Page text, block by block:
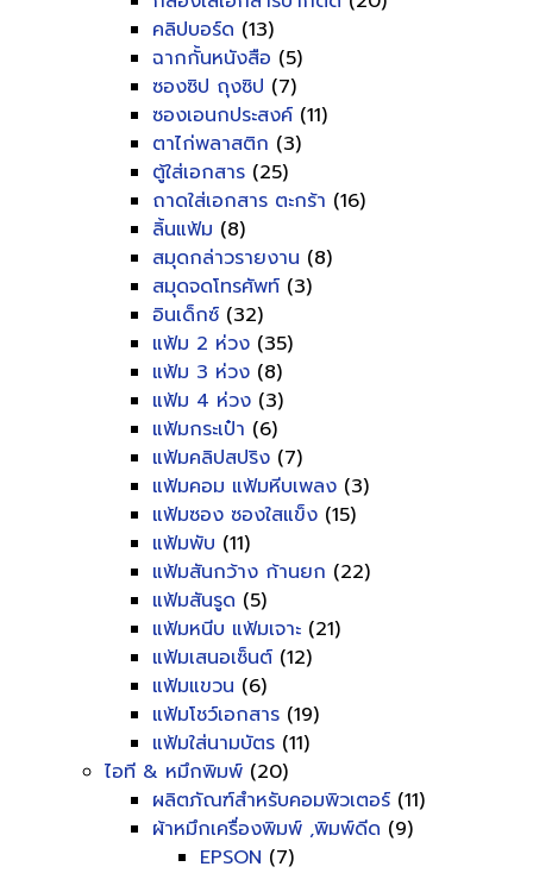
คลิปบอร์ด (13)
ฉากกั้นหนังสือ (5)
ซองซิป ถุงซิป (7)
ซองเอนกประสงค์ (11)
ตาไก่พลาสติก (3)
ตู้ใส่เอกสาร (25)
ถาดใส่เอกสาร ตะกร้า (16)
ลิ้นแฟ้ม (8)
สมุดกล่าวรายงาน (8)
สมุดจดโทรศัพท์ (3)
อินเด็กซ์ (32)
แฟ้ม 2 ห่วง (35)
แฟ้ม 3 ห่วง (8)
แฟ้ม 4 ห่วง (3)
แฟ้มกระเป๋า (6)
แฟ้มคลิปสปริง (7)
แฟ้มคอม แฟ้มหีบเพลง (3)
แฟ้มซอง ซองใสแข็ง (15)
แฟ้มพับ (11)
แฟ้มสันกว้าง ก้านยก (22)
แฟ้มสันรูด (5)
แฟ้มหนีบ แฟ้มเจาะ (21)
แฟ้มเสนอเซ็นต์ (12)
แฟ้มแขวน (6)
แฟ้มโชว์เอกสาร (19)
แฟ้มใส่นามบัตร (11)
ไอที & หมึกพิมพ์ (20)
ผลิตภัณฑ์สำหรับคอมพิวเตอร์ (11)
ผ้าหมึกเครื่องพิมพ์ ,พิมพ์ดีด (9)
EPSON (7)